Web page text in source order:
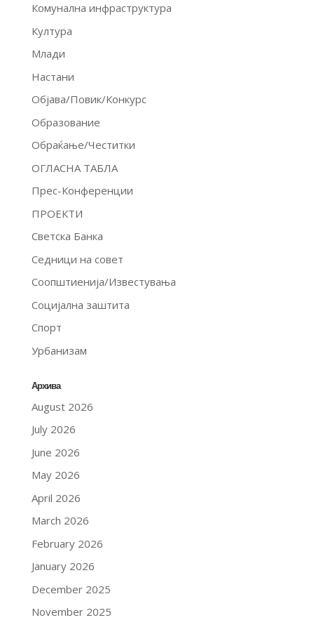
Комунална инфраструктура
Култура
Млади
Настани
Објава/Повик/Конкурс
Образование
Обраќање/Честитки
ОГЛАСНА ТАБЛА
Прес-Конференции
ПРОЕКТИ
Светска Банка
Седници на совет
Соопштиенија/Известувања
Социјална заштита
Спорт
Урбанизам
Архива
August 2026
July 2026
June 2026
May 2026
April 2026
March 2026
February 2026
January 2026
December 2025
November 2025